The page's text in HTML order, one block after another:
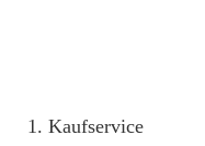
1. Kaufservice